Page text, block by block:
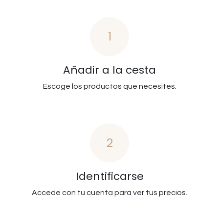
1
Añadir a la cesta
Escoge los productos que necesites.
2
Identificarse
Accede con tu cuenta para ver tus precios.